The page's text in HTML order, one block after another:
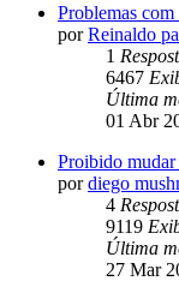
Problemas
porReinaldo
1
6467
Última
01 Abr
Proibido mudar
pordiego
4
9119
Última
27 Mar